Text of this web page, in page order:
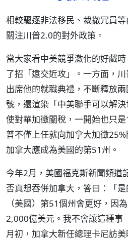
相較驅逐非法移民、裁撤冗員
關注川普2.0的對外政策。
當大家看中美競爭激化的好戲
了招「遠交近攻」。一方面，
出席他的就職典禮，不斷釋放
號，還渲染「中美聯手可以解
使對華加徵關稅，一開始也只
普不僅上任就向加拿大加徵
加拿大應成為美國的第51州。
今年2月，美國福克斯新聞頻道
否真想吞併加拿大，答曰：「
（美國）第51個州會更好，因
2,000億美元。我不會讓這種事
月初，加拿大新任總理卡尼訪